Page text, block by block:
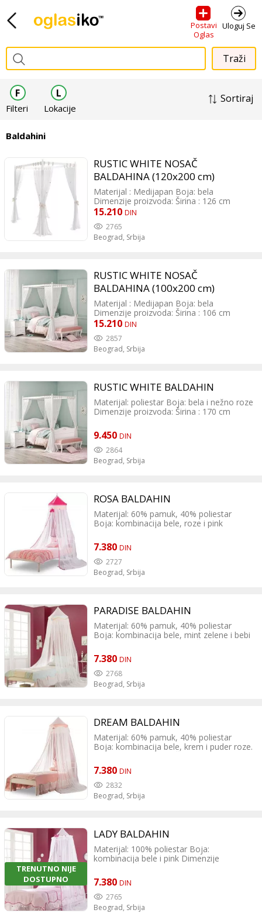
Postavi
Oglas
Uloguj Se
Sortiraj
F
Filteri
L
Lokacije
Baldahini
RUSTIC WHITE NOSAČ
BALDAHINA (120x200 cm)
Materijal : Medijapan Boja: bela
Dimenzije proizvoda: Širina : 126 cm
Dužina : 209cm Visina : 122 cm
15.210 DIN
2765
Beograd, Srbija
RUSTIC WHITE NOSAČ
BALDAHINA (100x200 cm)
Materijal : Medijapan Boja: bela
Dimenzije proizvoda: Širina : 106 cm
Dužina : 209cm Visina : 122 cm
15.210 DIN
2857
Beograd, Srbija
RUSTIC WHITE BALDAHIN
Materijal: poliestar Boja: bela i nežno roze
Dimenzije proizvoda: Širina : 170 cm
9.450 DIN
2864
Beograd, Srbija
ROSA BALDAHIN
Materijal: 60% pamuk, 40% poliestar
Boja: kombinacija bele, roze i pink
Dubina: 60 cm Visina: 300 cm
7.380 DIN
2727
Beograd, Srbija
PARADISE BALDAHIN
Materijal: 60% pamuk, 40% poliestar
Boja: kombinacija bele, mint zelene i bebi
Dubina: 60 cm Visina: 300 cm
7.380 DIN
2768
Beograd, Srbija
DREAM BALDAHIN
Materijal: 60% pamuk, 40% poliestar
Boja: kombinacija bele, krem i puder roze.
Dubina: 60 cm Visina: 300 cm
7.380 DIN
2832
Beograd, Srbija
TRENUTNO NIJE
DOSTUPNO
LADY BALDAHIN
Materijal: 100% poliestar Boja:
kombinacija bele i pink Dimenzije
Visina: 300 cm
7.380 DIN
2765
Beograd, Srbija